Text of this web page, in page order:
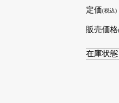
定価(税込)
販売価格
在庫状